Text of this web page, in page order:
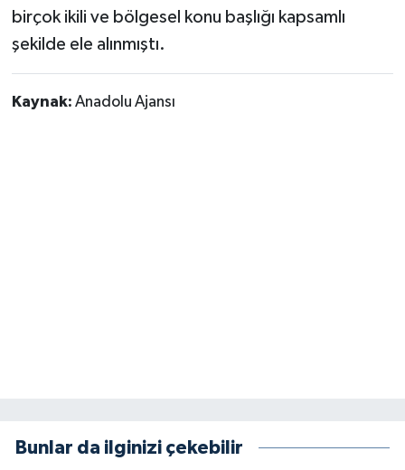
birçok ikili ve bölgesel konu başlığı kapsamlı
şekilde ele alınmıştı.
Kaynak: Anadolu Ajansı
Bunlar da ilginizi çekebilir